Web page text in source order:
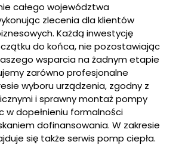
całego województwa
zlecenia dla klientów
Każdą inwestycję
do końca, nie pozostawiając
wsparcia na żadnym etapie
zarówno profesjonalne
wyboru urządzenia, zgodny z
i sprawny montaż pompy
w dopełnieniu formalności
dofinansowania. W zakresie
się także serwis pomp ciepła.